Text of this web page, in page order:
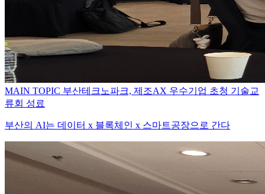
MAIN TOPIC 부산테크노파크, 제조AX 우수기업 초청 기술교
류회 성료
부산의 AI는 데이터 x 블록체인 x 스마트공장으로 간다